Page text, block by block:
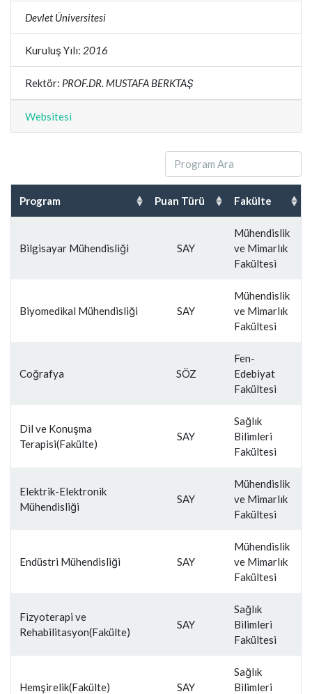
Devlet Üniversitesi
Kuruluş Yılı: 2016
Rektör: PROF.DR. MUSTAFA BERKTAŞ
Websitesi
Program Puan Türü Fakülte
Bilgisayar Mühendisliği SAY
Mühendislik
ve Mimarlık
Fakültesi
Biyomedikal Mühendisliği SAY
Mühendislik
ve Mimarlık
Fakültesi
Coğrafya SÖZ
Fen-
Edebiyat
Fakültesi
Dil ve Konuşma
Terapisi(Fakülte)
SAY
Sağlık
Bilimleri
Fakültesi
Elektrik-Elektronik
Mühendisliği
SAY
Mühendislik
ve Mimarlık
Fakültesi
Endüstri Mühendisliği SAY
Mühendislik
ve Mimarlık
Fakültesi
Fizyoterapi ve
Rehabilitasyon(Fakülte)
SAY
Sağlık
Bilimleri
Fakültesi
Hemşirelik(Fakülte) SAY
Sağlık
Bilimleri